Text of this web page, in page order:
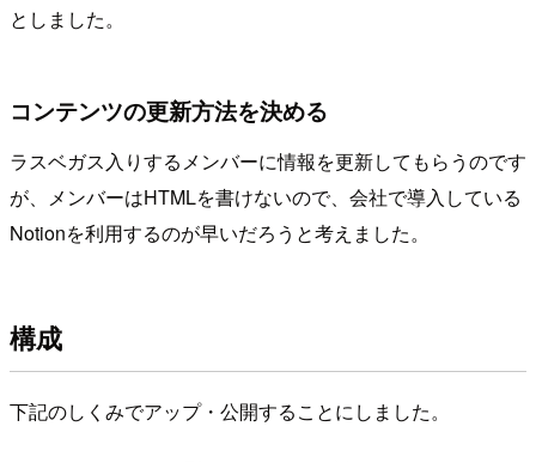
としました。
コンテンツの更新方法を決める
ラスベガス入りするメンバーに情報を更新してもらうのです
が、メンバーはHTMLを書けないので、会社で導入している
Notionを利用するのが早いだろうと考えました。
構成
下記のしくみでアップ・公開することにしました。